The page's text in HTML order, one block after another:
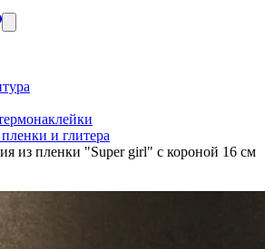
и глитера
из пленки "Super girl" с короной 16 см